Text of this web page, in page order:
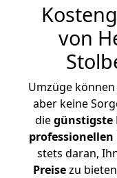
von
Umzüge
aber keine
diegünstigste
professionellen
stets daran,
Preisezu